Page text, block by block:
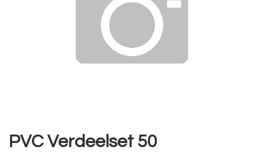
PVC Verdeelset 50
naar
het